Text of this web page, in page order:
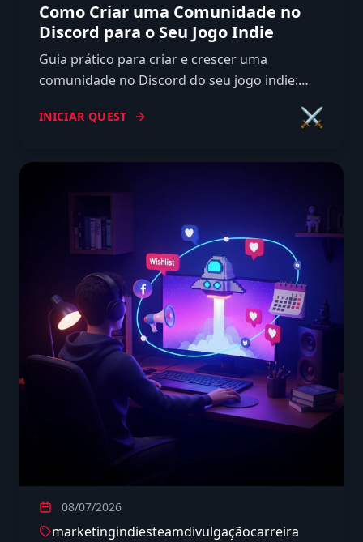
Como Criar uma Comunidade no
Discord para o Seu Jogo Indie
Guia prático para criar e crescer uma
comunidade no Discord do seu jogo indie:
como virar wishlists.
INICIAR QUEST ⚔️
08/07/2026
marketingindiesteamdivulgaçãocarreira